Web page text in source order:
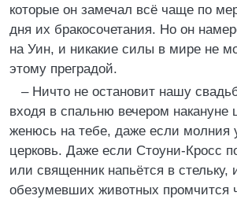
которые он замечал всё чаще по
дня их бракосочетания. Но он
на Уин, и никакие силы в мире не
этому преградой.
– Ничто не остановит нашу
входя в спальню вечером накануне
женюсь на тебе, даже если молния
церковь. Даже если Стоуни-Кросс
или священник напьётся в стельку,
обезумевших животных промчится